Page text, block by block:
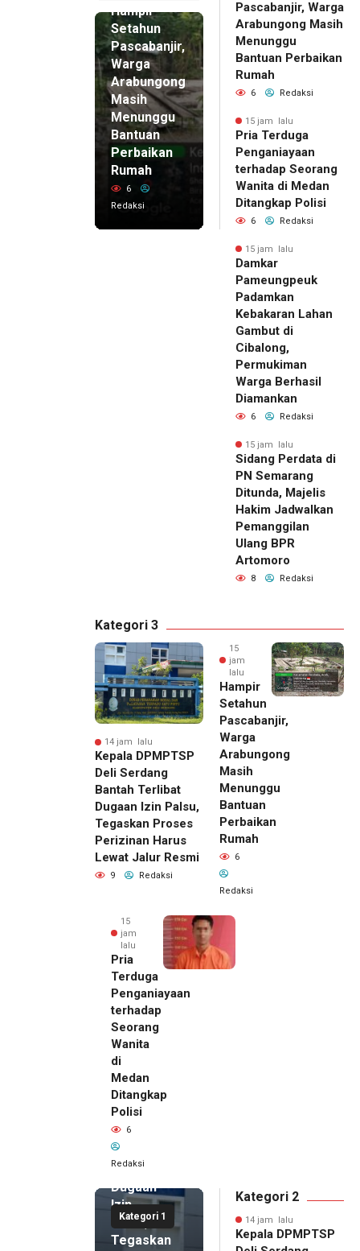
Hampir
Setahun
Pascabanjir,
Warga
Arabungong
Masih
Menunggu
Bantuan
Perbaikan
Rumah
6
Redaksi
Pascabanjir, Warga
Arabungong Masih
Menunggu
Bantuan Perbaikan
Rumah
6 Redaksi
15 jam lalu
Pria Terduga
Penganiayaan
terhadap Seorang
Wanita di Medan
Ditangkap Polisi
6 Redaksi
15 jam lalu
Damkar
Pameungpeuk
Padamkan
Kebakaran Lahan
Gambut di
Cibalong,
Permukiman
Warga Berhasil
Diamankan
6 Redaksi
15 jam lalu
Sidang Perdata di
PN Semarang
Ditunda, Majelis
Hakim Jadwalkan
Pemanggilan
Ulang BPR
Artomoro
8 Redaksi
Kategori 3
14 jam lalu
Kepala DPMPTSP
Deli Serdang
Bantah Terlibat
Dugaan Izin Palsu,
Tegaskan Proses
Perizinan Harus
Lewat Jalur Resmi
9 Redaksi
15
jam
lalu
Hampir
Setahun
Pascabanjir,
Warga
Arabungong
Masih
Menunggu
Bantuan
Perbaikan
Rumah
6
Redaksi
15
jam
lalu
Pria
Terduga
Penganiayaan
terhadap
Seorang
Wanita
di
Medan
Ditangkap
Polisi
6
Redaksi
Kategori 1
14 jam lalu
Kepala
DPMPTSP
Deli
Serdang
Bantah
Terlibat
Dugaan
Izin
Palsu,
Tegaskan
Kategori 2
14 jam lalu
Kepala DPMPTSP